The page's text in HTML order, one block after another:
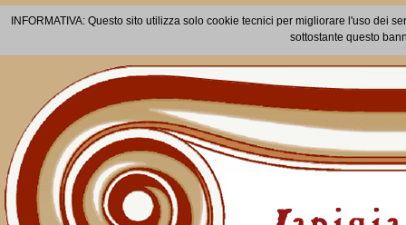
INFORMATIVA: Questo sito utilizza solo cookie tecnici per migliorare l'uso dei
sottostante questo